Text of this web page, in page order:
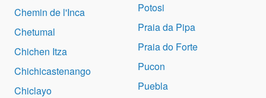
Chemin de l'Inca
Chetumal
Chichen Itza
Chichicastenango
Chiclayo
Potosi
Praia da Pipa
Praia do Forte
Pucon
Puebla